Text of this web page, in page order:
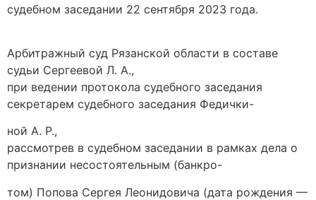
судебном заседании 22 сентября 2023 года.
Арбитражный суд Рязанской области в составе
судьи Сергеевой Л. А.,
при ведении протокола судебного заседания
секретарем судебного заседания Федички-
ной А. Р.,
рассмотрев в судебном заседании в рамках дела о
признании несостоятельным (банкро-
том) Попова Сергея Леонидовича (дата рождения —